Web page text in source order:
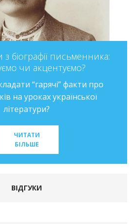
з біографії письменника:
чи акцентуємо?
“гарячі” факти про
на уроках української
літератури?
ЧИТАТИ
БІЛЬШЕ
ВІДГУКИ